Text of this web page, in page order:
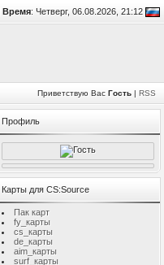
Время: Четверг, 06.08.2026, 21:12
Приветствую Вас Гость | RSS
Профиль
Карты для CS:Source
Пак карт
fy_карты
cs_карты
de_карты
aim_карты
surf_карты